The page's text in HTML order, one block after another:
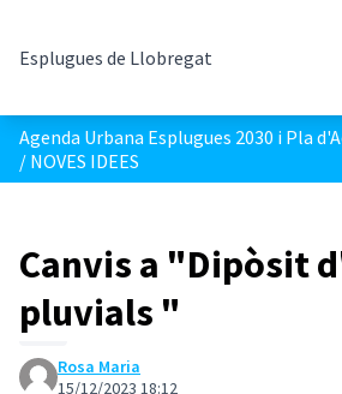
Esplugues de Llobregat
/ NOVES IDEES
Canvis a "Dipòsit
pluvials "
Rosa Maria
15/12/2023 18:12